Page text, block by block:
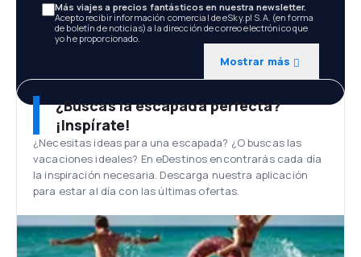
Más viajes a precios fantásticos en nuestra newsletter.
Acepto recibir información comercial de eSky.pl S.A. (en forma
de boletín de noticias) a la dirección de correo electrónico que
yo he proporcionado.
Mostrar más
¿Buscas la escapada perfecta?
¡Inspírate!
¿Necesitas ideas para una escapada? ¿O buscas las
vacaciones ideales? En eDestinos encontrarás cada día
la inspiración necesaria. Descarga nuestra aplicación
para estar al día con las últimas ofertas.